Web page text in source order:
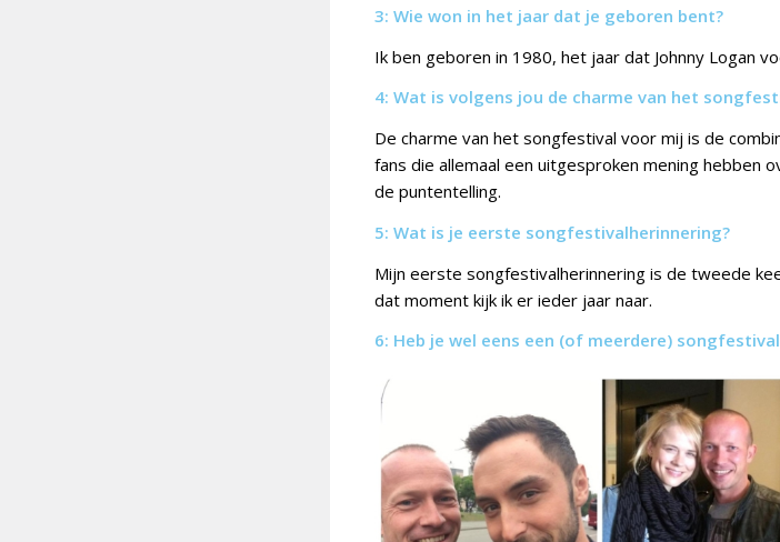
3: Wie won in het jaar dat je geboren bent?
Ik ben geboren in 1980, het jaar dat Johnny Logan
4: Wat is volgens jou de charme van het
De charme van het songfestival voor mij is de
fans die allemaal een uitgesproken mening hebben
de puntentelling.
5: Wat is je eerste songfestivalherinnering?
Mijn eerste songfestivalherinnering is de tweede
dat moment kijk ik er ieder jaar naar.
6: Heb je wel eens een (of meerdere)